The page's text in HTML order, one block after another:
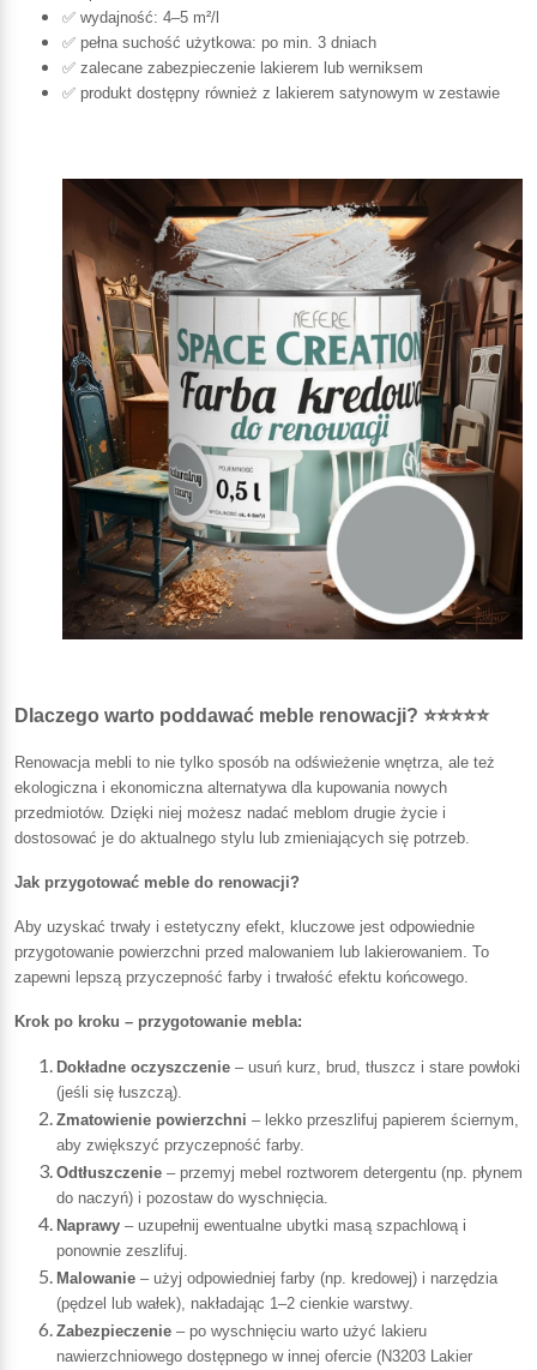
✅ wydajność: 4–5 m²/l
✅ pełna suchość użytkowa: po min. 3 dniach
✅ zalecane zabezpieczenie lakierem lub werniksem
✅ produkt dostępny również z lakierem satynowym w zestawie
Dlaczego warto poddawać meble renowacji? ⭐⭐⭐⭐⭐
Renowacja mebli to nie tylko sposób na odświeżenie wnętrza, ale też
ekologiczna i ekonomiczna alternatywa dla kupowania nowych
przedmiotów. Dzięki niej możesz nadać meblom drugie życie i
dostosować je do aktualnego stylu lub zmieniających się potrzeb.
Jak przygotować meble do renowacji?
Aby uzyskać trwały i estetyczny efekt, kluczowe jest odpowiednie
przygotowanie powierzchni przed malowaniem lub lakierowaniem. To
zapewni lepszą przyczepność farby i trwałość efektu końcowego.
Krok po kroku – przygotowanie mebla:
Dokładne oczyszczenie – usuń kurz, brud, tłuszcz i stare powłoki
(jeśli się łuszczą).
Zmatowienie powierzchni – lekko przeszlifuj papierem ściernym,
aby zwiększyć przyczepność farby.
Odtłuszczenie – przemyj mebel roztworem detergentu (np. płynem
do naczyń) i pozostaw do wyschnięcia.
Naprawy – uzupełnij ewentualne ubytki masą szpachlową i
ponownie zeszlifuj.
Malowanie – użyj odpowiedniej farby (np. kredowej) i narzędzia
(pędzel lub wałek), nakładając 1–2 cienkie warstwy.
Zabezpieczenie – po wyschnięciu warto użyć lakieru
nawierzchniowego dostępnego w innej ofercie (N3203 Lakier